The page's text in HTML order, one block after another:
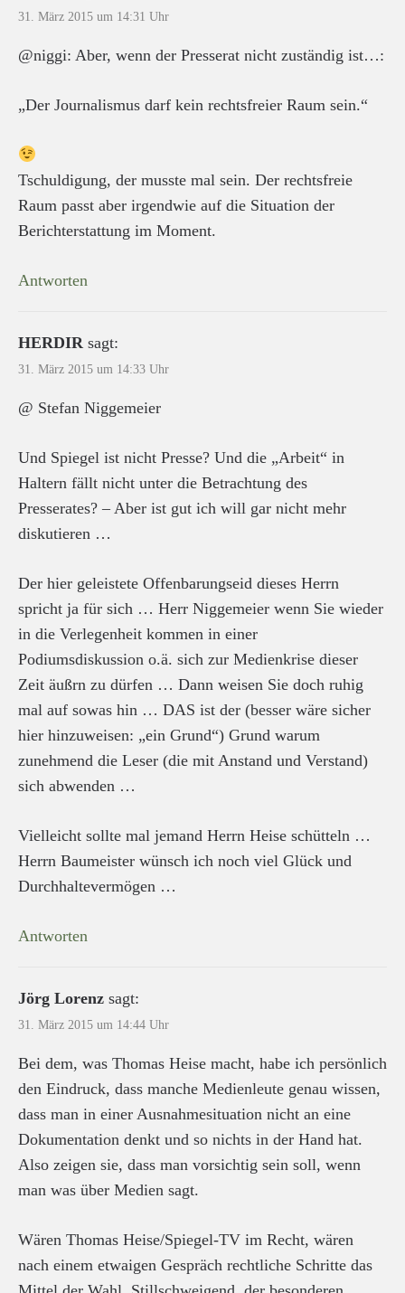
31. März 2015 um 14:31 Uhr
@niggi: Aber, wenn der Presserat nicht zuständig ist…:
„Der Journalismus darf kein rechtsfreier Raum sein.“
Tschuldigung, der musste mal sein. Der rechtsfreie
Raum passt aber irgendwie auf die Situation der
Berichterstattung im Moment.
Antworten
HERDIR sagt:
31. März 2015 um 14:33 Uhr
@ Stefan Niggemeier
Und Spiegel ist nicht Presse? Und die „Arbeit“ in
Haltern fällt nicht unter die Betrachtung des
Presserates? – Aber ist gut ich will gar nicht mehr
diskutieren …
Der hier geleistete Offenbarungseid dieses Herrn
spricht ja für sich … Herr Niggemeier wenn Sie wieder
in die Verlegenheit kommen in einer
Podiumsdiskussion o.ä. sich zur Medienkrise dieser
Zeit äußrn zu dürfen … Dann weisen Sie doch ruhig
mal auf sowas hin … DAS ist der (besser wäre sicher
hier hinzuweisen: „ein Grund“) Grund warum
zunehmend die Leser (die mit Anstand und Verstand)
sich abwenden …
Vielleicht sollte mal jemand Herrn Heise schütteln …
Herrn Baumeister wünsch ich noch viel Glück und
Durchhaltevermögen …
Antworten
Jörg Lorenz sagt:
31. März 2015 um 14:44 Uhr
Bei dem, was Thomas Heise macht, habe ich persönlich
den Eindruck, dass manche Medienleute genau wissen,
dass man in einer Ausnahmesituation nicht an eine
Dokumentation denkt und so nichts in der Hand hat.
Also zeigen sie, dass man vorsichtig sein soll, wenn
man was über Medien sagt.
Wären Thomas Heise/Spiegel-TV im Recht, wären
nach einem etwaigen Gespräch rechtliche Schritte das